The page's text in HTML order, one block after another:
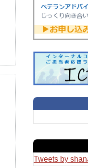
Tweets by